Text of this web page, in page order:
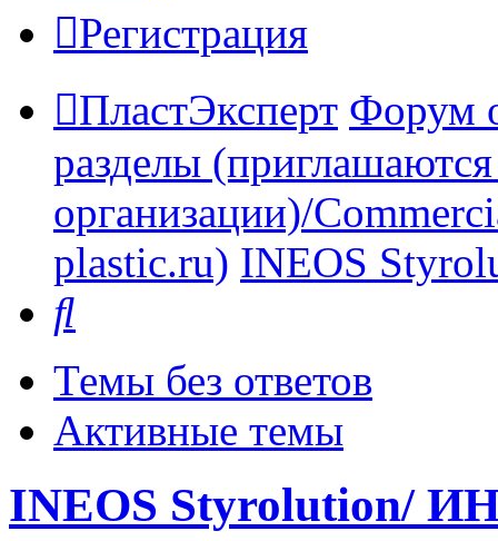
Регистрация
ПластЭксперт Форум
разделы
организации)/
plastic.ru) INEOS
Темы без ответов
Активные темы
INEOS Styrolution/